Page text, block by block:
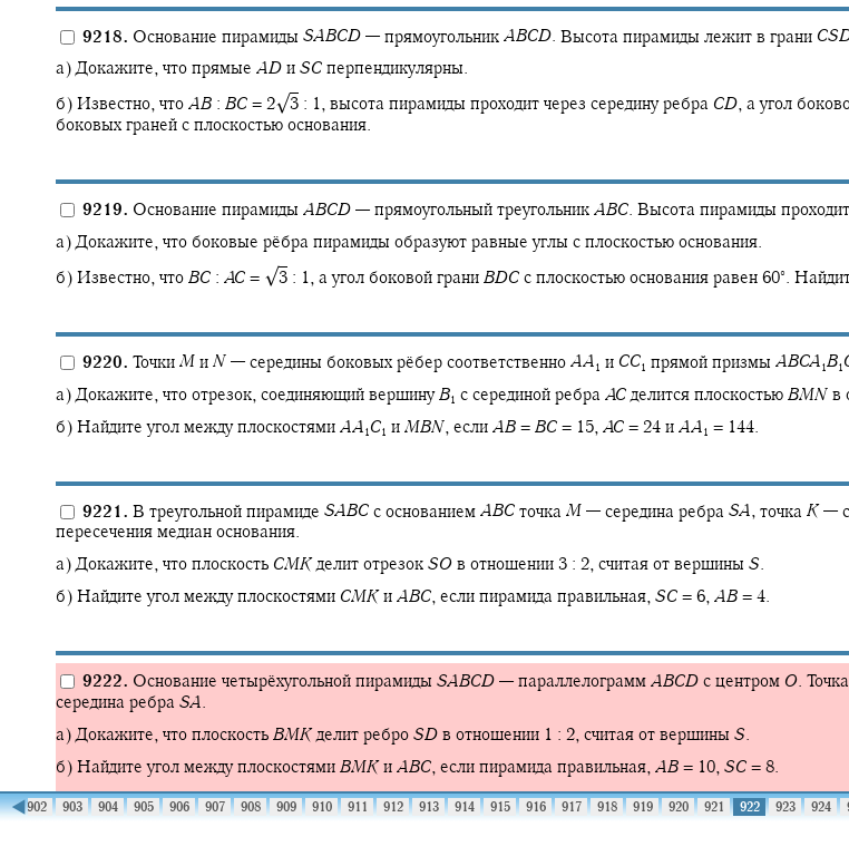
◀902 903 904 905 906 907 908 909 910 911 912 913 914 915 916 917 918 919 920 921 922 923 924
9218. Основание пирамиды SABCD — прямоугольник ABCD. Высота пирамиды лежит в грани CS
а) Докажите, что прямые AD и SC перпендикулярны.
б) Известно, что AB : BC = 2‍√3 : 1, высота пирамиды проходит через середину ребра CD, а угол
боковых граней с плоскостью основания.
9219. Основание пирамиды ABCD — прямоугольный треугольник ABC. Высота пирамиды
а) Докажите, что боковые рёбра пирамиды образуют равные углы с плоскостью основания.
б) Известно, что BC : AC = ‍ √3 : 1, а угол боковой грани BDC с плоскостью основания равен 60‍∘ .
9220. Точки M и N — середины боковых рёбер соответственно AA 1 и CC1 прямой призмы ABCA 1B1
а) Докажите, что отрезок, соединяющий вершинуB1 с серединой ребра ACделится плоскостью BMN в
б) Найдите угол между плоскостями AA 1 C1 и MBN, если AB = BC = 15, AC = 24 и AA 1 = 144.
9221. В треугольной пирамиде SABC с основанием ABC точка M — середина ребра SA, точка K —
пересечения медиан основания.
а) Докажите, что плоскость CMKделит отрезок SO в отношении 3 : 2, считая от вершины S.
б) Найдите угол между плоскостями CMK и ABC, если пирамида правильная, SC = 6, AB = 4.
9222. Основание четырёхугольной пирамиды SABCD — параллелограмм ABCD с центром O. Точка
середина ребра SA.
а) Докажите, что плоскость BMKделит ребро SD в отношении 1 : 2, считая от вершины S.
б) Найдите угол между плоскостями BMK и ABC, если пирамида правильная, AB = 10, SC = 8.